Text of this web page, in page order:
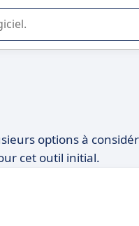
SaaS en entreprise.
options à
cet outil initial.